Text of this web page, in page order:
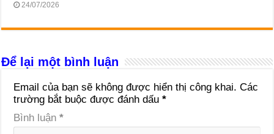
24/07/2026
Để lại một bình luận
Email của bạn sẽ không được hiển thị công khai. Các
trường bắt buộc được đánh dấu*
Bình luận*